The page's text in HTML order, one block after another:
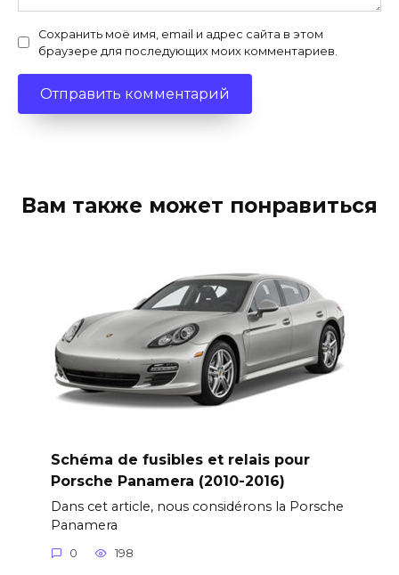
Сохранить моё имя, email и адрес сайта в этом
браузере для последующих моих комментариев.
Вам также может понравиться
Schéma de fusibles et relais pour
Porsche Panamera (2010-2016)
Dans cet article, nous considérons la Porsche
Panamera
0 198